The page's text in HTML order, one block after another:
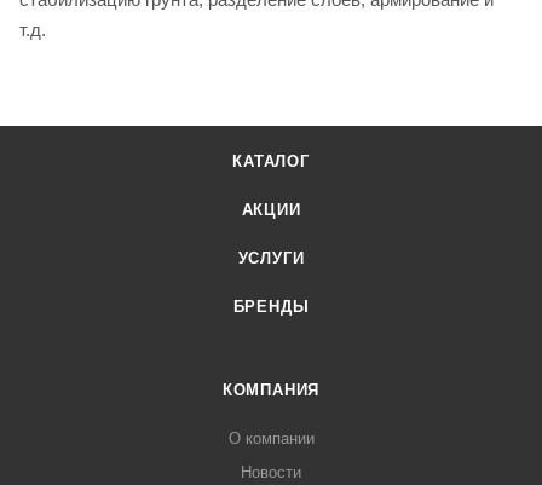
т.д.
КАТАЛОГ
АКЦИИ
УСЛУГИ
БРЕНДЫ
КОМПАНИЯ
О компании
Новости